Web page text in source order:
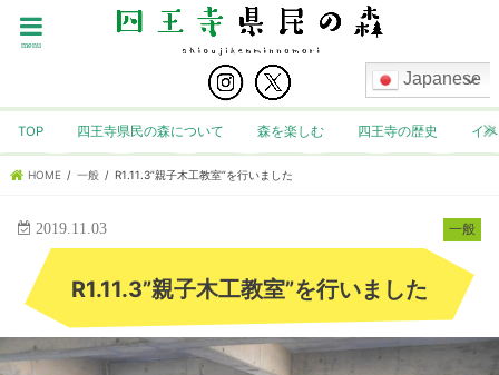
Japanese
menu
TOP 四王寺県民の森について 森を楽しむ 四王寺の歴史 イ
HOME 一般 R1.11.3”親子木工教室”を行いました
一般
2019.11.03
R1.11.3”親子木工教室”を行いました